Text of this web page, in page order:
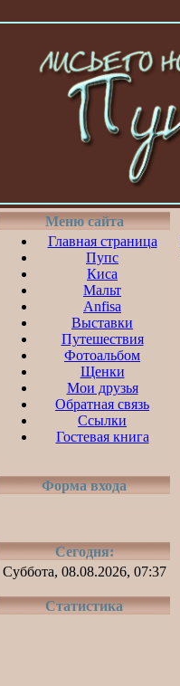
Меню сайта
Главная страница
Пупс
Киса
Мальт
Anfisa
Выставки
Путешествия
Фотоальбом
Щенки
Мои друзья
Обратная связь
Ссылки
Гостевая книга
Форма входа
Сегодня:
Суббота, 08.08.2026, 07:37
Статистика